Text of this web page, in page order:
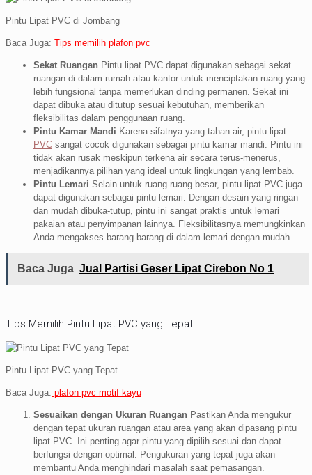
Pintu Lipat PVC di Jombang
Baca Juga: Tips memilih plafon pvc
Sekat Ruangan Pintu lipat PVC dapat digunakan sebagai sekat
ruangan di dalam rumah atau kantor untuk menciptakan ruang yang
lebih fungsional tanpa memerlukan dinding permanen. Sekat ini
dapat dibuka atau ditutup sesuai kebutuhan, memberikan
fleksibilitas dalam penggunaan ruang.
Pintu Kamar Mandi Karena sifatnya yang tahan air, pintu lipat
PVC sangat cocok digunakan sebagai pintu kamar mandi. Pintu ini
tidak akan rusak meskipun terkena air secara terus-menerus,
menjadikannya pilihan yang ideal untuk lingkungan yang lembab.
Pintu Lemari Selain untuk ruang-ruang besar, pintu lipat PVC juga
dapat digunakan sebagai pintu lemari. Dengan desain yang ringan
dan mudah dibuka-tutup, pintu ini sangat praktis untuk lemari
pakaian atau penyimpanan lainnya. Fleksibilitasnya memungkinkan
Anda mengakses barang-barang di dalam lemari dengan mudah.
Baca Juga Jual Partisi Geser Lipat Cirebon No 1
Tips Memilih Pintu Lipat PVC yang Tepat
Pintu Lipat PVC yang Tepat
Baca Juga: plafon pvc motif kayu
Sesuaikan dengan Ukuran Ruangan Pastikan Anda mengukur
dengan tepat ukuran ruangan atau area yang akan dipasang pintu
lipat PVC. Ini penting agar pintu yang dipilih sesuai dan dapat
berfungsi dengan optimal. Pengukuran yang tepat juga akan
membantu Anda menghindari masalah saat pemasangan.